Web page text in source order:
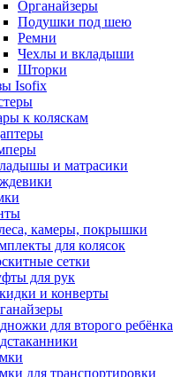
Органайзеры
Подушки под шею
Ремни
Чехлы и вкладыши
Шторки
Isofix
к коляскам
и матрасики
камеры, покрышки
для колясок
сетки
для рук
и конверты
для второго ребёнка
для транспортировки